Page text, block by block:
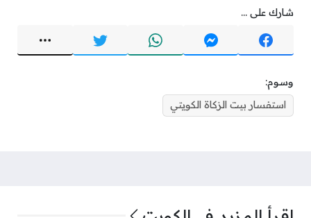
شارك على ...
وسوم:
استفسار بيت الزكاة الكويتي